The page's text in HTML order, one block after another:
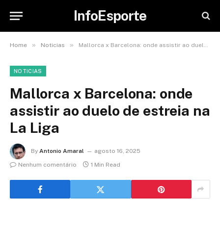
InfoEsporte
Home » Noticias » Mallorca x Barcelona: onde assistir ao duelo de estreia na La Liga
NOTICIAS
Mallorca x Barcelona: onde
assistir ao duelo de estreia na
La Liga
By Antonio Amaral
agosto 16, 2025
Nenhum comentário
1 Min Read